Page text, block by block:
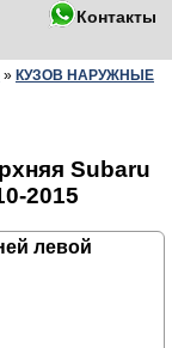
Контакты
» КУЗОВ НАРУЖНЫЕ
Subaru
2015
левой